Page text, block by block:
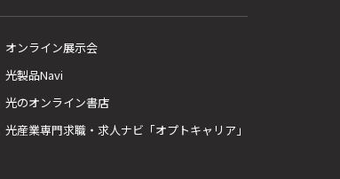
オンライン展示会
光製品Navi
光のオンライン書店
光産業専門求職・求人ナビ「オプトキャリア」